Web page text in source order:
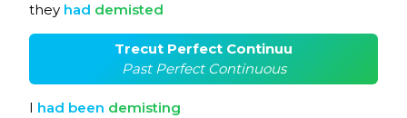
they had demisted
Trecut Perfect Continuu
Past Perfect Continuous
I had been demisting